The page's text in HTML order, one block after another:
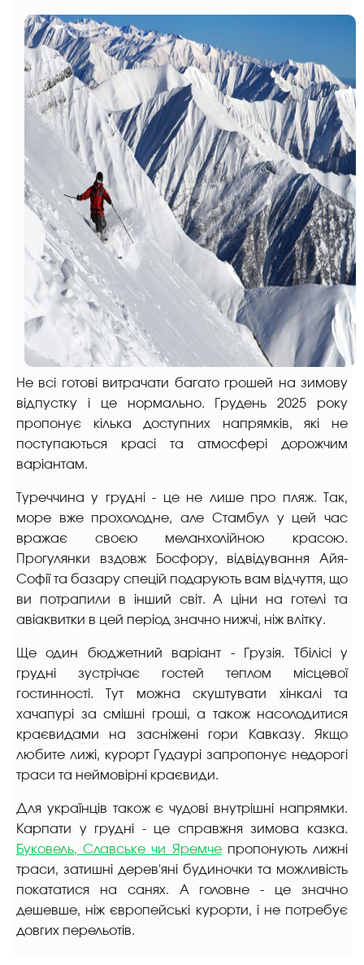
Не всі готові витрачати багато грошей на зимову
відпустку і це нормально. Грудень 2025 року
пропонує кілька доступних напрямків, які не
поступаються красі та атмосфері дорожчим
варіантам.
Туреччина у грудні - це не лише про пляж. Так,
море вже прохолодне, але Стамбул у цей час
вражає своєю меланхолійною красою.
Прогулянки вздовж Босфору, відвідування Айя-
Софії та базару спецій подарують вам відчуття, що
ви потрапили в інший світ. А ціни на готелі та
авіаквитки в цей період значно нижчі, ніж влітку.
Ще один бюджетний варіант - Грузія. Тбілісі у
грудні зустрічає гостей теплом місцевої
гостинності. Тут можна скуштувати хінкалі та
хачапурі за смішні гроші, а також насолодитися
краєвидами на засніжені гори Кавказу. Якщо
любите лижі, курорт Гудаурі запропонує недорогі
траси та неймовірні краєвиди.
Для українців також є чудові внутрішні напрямки.
Карпати у грудні - це справжня зимова казка.
Буковель, Славське чи Яремчепропонують лижні
траси, затишні дерев'яні будиночки та можливість
покататися на санях. А головне - це значно
дешевше, ніж європейські курорти, і не потребує
довгих перельотів.